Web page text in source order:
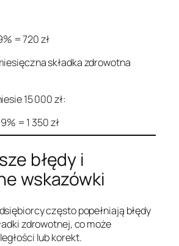
= 720 zł
składka zdrowotna
15 000 zł:
= 1 350 zł
błędy i
wskazówki
często popełniają błędy
zdrowotnej, co może
lub korekt.